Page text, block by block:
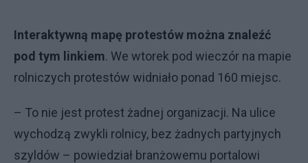
Interaktywną mapę protestów można znaleźć
pod tym linkiem. We wtorek pod wieczór na mapie
rolniczych protestów widniało ponad 160 miejsc.
– To nie jest protest żadnej organizacji. Na ulice
wychodzą zwykli rolnicy, bez żadnych partyjnych
szyldów – powiedział branżowemu portalowi